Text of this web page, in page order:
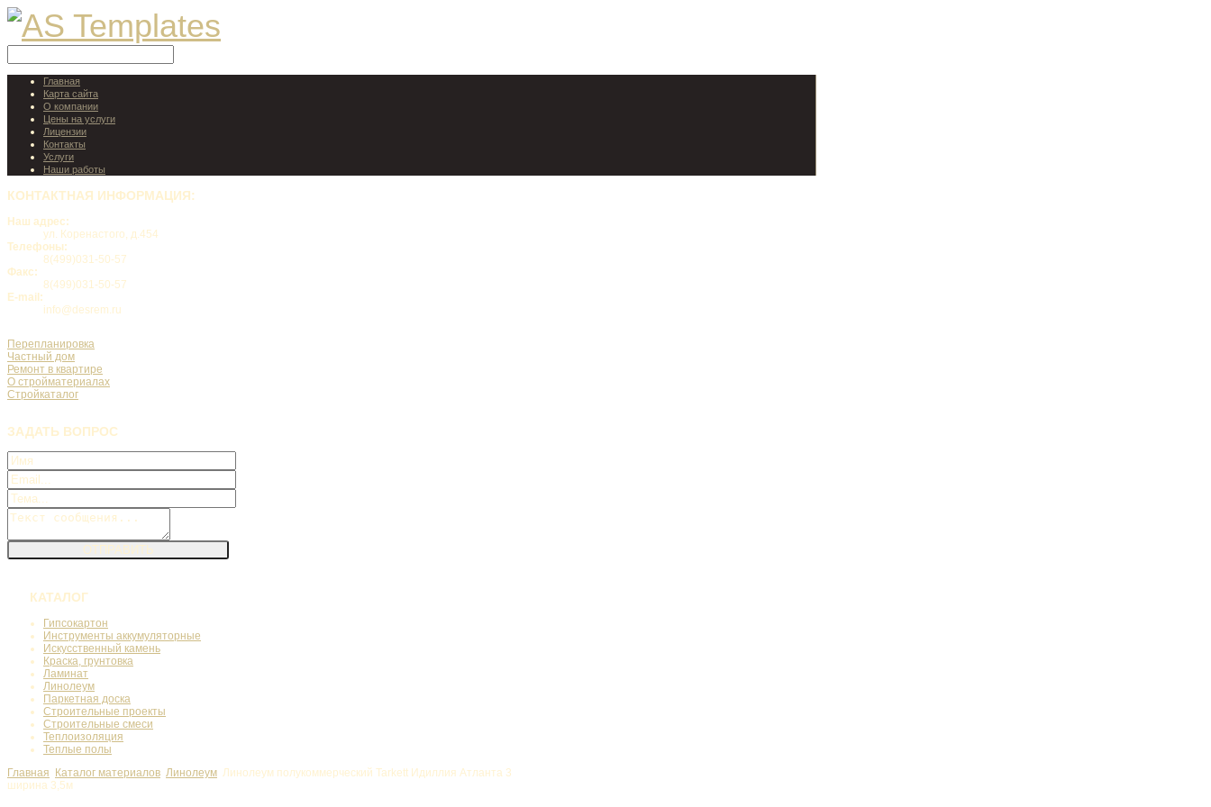
Главная
Карта сайта
О компании
Цены на услуги
Лицензии
Контакты
Услуги
Наши работы
КОНТАКТНАЯ ИНФОРМАЦИЯ:
Наш адрес:
ул. Коренастого, д.454
Телефоны:
8(499)031-50-57
Факс:
8(499)031-50-57
E-mail:
info@desrem.ru
Перепланировка
Частный дом
Ремонт в квартире
О стройматериалах
Стройкаталог
ЗАДАТЬ ВОПРОС
КАТАЛОГ
Гипсокартон
Инструменты аккумуляторные
Искусственный камень
Краска, грунтовка
Ламинат
Линолеум
Паркетная доска
Строительные проекты
Строительные смеси
Теплоизоляция
Теплые полы
Главная
Каталог материалов Линолеум Линолеум полукоммерческий Tarkett Идиллия Атланта 3
ширина 3,5м